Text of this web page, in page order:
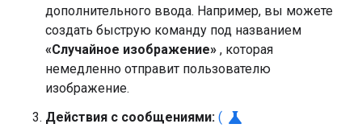
дополнительного ввода. Например, вы можете
создать быструю команду под названием
«Случайное изображение» , которая
немедленно отправит пользователю
изображение.
Действия с сообщениями: ( science